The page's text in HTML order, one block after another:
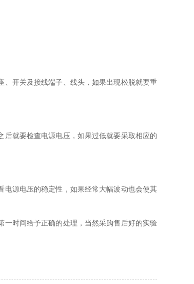
开关及接线端子、线头，如果出现松脱就要重
就要检查电源电压，如果过低就要采取相应的
源电压的稳定性，如果经常大幅波动也会使其
时间给予正确的处理，当然采购售后好的实验